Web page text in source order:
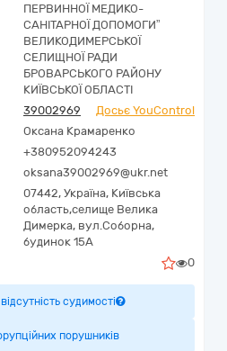
ПЕРВИННОЇ МЕДИКО-
САНІТАРНОЇ ДОПОМОГИ”
ВЕЛИКОДИМЕРСЬКОЇ
СЕЛИЩНОЇ РАДИ
БРОВАРСЬКОГО РАЙОНУ
КИЇВСЬКОЇ ОБЛАСТІ
39002969
Досьє YouControl
Оксана Крамаренко
+380952094243
oksana39002969@ukr.net
07442, Україна, Київська
область,селище Велика
Димерка, вул.Соборна,
будинок 15А
0
судимості
порушників